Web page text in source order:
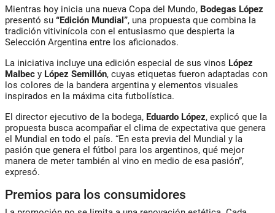
Mientras hoy inicia una nueva Copa del Mundo, Bodegas López
presentó su “Edición Mundial”, una propuesta que combina la
tradición vitivinícola con el entusiasmo que despierta la
Selección Argentina entre los aficionados.
La iniciativa incluye una edición especial de sus vinos López
Malbec y López Semillón, cuyas etiquetas fueron adaptadas con
los colores de la bandera argentina y elementos visuales
inspirados en la máxima cita futbolística.
El director ejecutivo de la bodega, Eduardo López, explicó que la
propuesta busca acompañar el clima de expectativa que genera
el Mundial en todo el país. “En esta previa del Mundial y la
pasión que genera el fútbol para los argentinos, qué mejor
manera de meter también al vino en medio de esa pasión”,
expresó.
Premios para los consumidores